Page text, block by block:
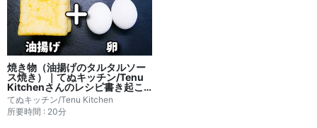
焼き物（油揚げのタルタルソー
ス焼き）｜てぬキッチン/Tenu
Kitchenさんのレシピ書き起こ
し
てぬキッチン/Tenu Kitchen
所要時間 : 20分